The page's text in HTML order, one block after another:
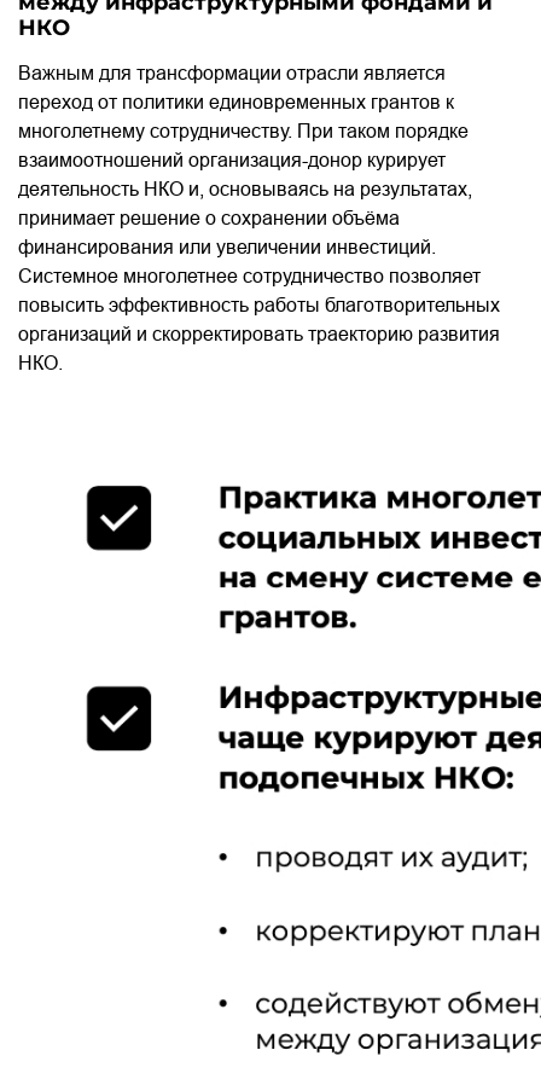
НКО
Важным для трансформации отрасли является
переход от политики единовременных грантов к
многолетнему сотрудничеству. При таком порядке
взаимоотношений организация-донор курирует
деятельность НКО и, основываясь на результатах,
принимает решение о сохранении объёма
финансирования или увеличении инвестиций.
Системное многолетнее сотрудничество позволяет
повысить эффективность работы благотворительных
организаций и скорректировать траекторию развития
НКО.